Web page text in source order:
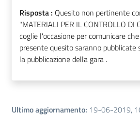
Risposta : Quesito non pertinente
"MATERIALI PER IL CONTROLLO DI
coglie l'occasione per comunicare
presente quesito saranno pubblicate
la pubblicazione della gara .
Ultimo aggiornamento: 19-06-2019,